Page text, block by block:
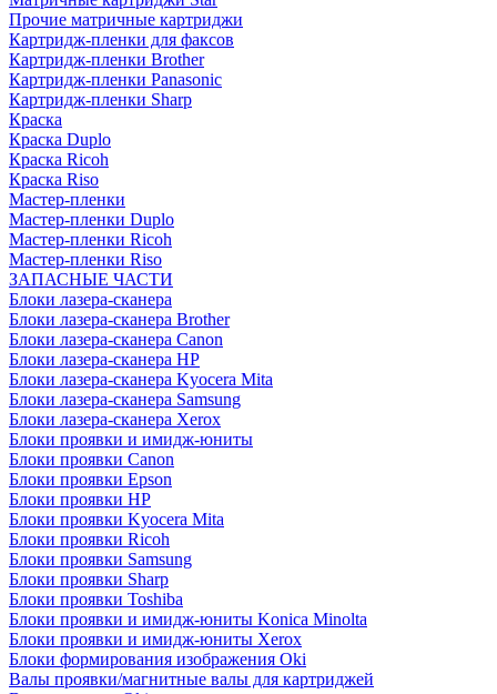
Прочие матричные картриджи
Картридж-пленки для факсов
Картридж-пленки Brother
Картридж-пленки Panasonic
Картридж-пленки Sharp
Краска
Краска Duplo
Краска Ricoh
Краска Riso
Мастер-пленки
Мастер-пленки Duplo
Мастер-пленки Ricoh
Мастер-пленки Riso
ЗАПАСНЫЕ ЧАСТИ
Блоки лазера-сканера
Блоки лазера-сканера Brother
Блоки лазера-сканера Canon
Блоки лазера-сканера HP
Блоки лазера-сканера Kyocera Mita
Блоки лазера-сканера Samsung
Блоки лазера-сканера Xerox
Блоки проявки и имидж-юниты
Блоки проявки Canon
Блоки проявки Epson
Блоки проявки HP
Блоки проявки Kyocera Mita
Блоки проявки Ricoh
Блоки проявки Samsung
Блоки проявки Sharp
Блоки проявки Toshiba
Блоки проявки и имидж-юниты Konica Minolta
Блоки проявки и имидж-юниты Xerox
Блоки формирования изображения Oki
Валы проявки/магнитные валы для картриджей